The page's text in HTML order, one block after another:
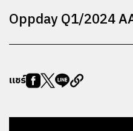
Oppday Q1/2024
แชร์